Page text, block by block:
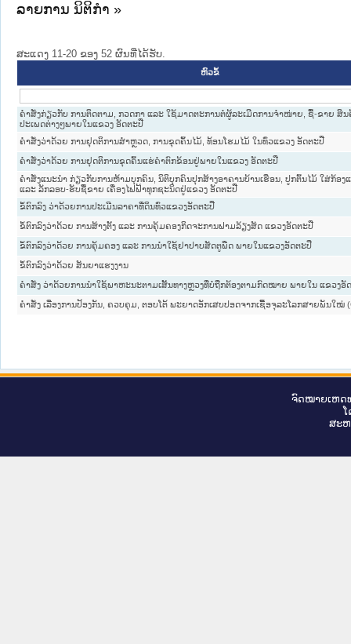
ລາຍການ ນິຕິກໍາ »
ສະແດງ 11-20 ຂອງ 52 ຜົນທີ່ໄດ້ຮັບ.
ຫົວຂໍ້
ຄຳສັ່ງກ່ຽວກັບ ການຕິດຕາມ, ກວດກາ ແລະ ໃຊ້ມາດຕະການຕໍ່ຜູ້ລະເມີດການຈຳໜ່າຍ, ຊື້-ຂາຍ ສິນ
ປະເພດຕ່າງໆພາຍໃນແຂວງ ອັດຕະປື
ຄຳສັ່ງວ່າດ້ວຍ ການຢຸດຕິການສຳຫຼວດ, ການຂຸດຄົ້ນໄມ້, ທ້ອນໂຮມໄມ້ ໃນທົ່ວແຂວງ ອັດຕະປື
ຄຳສັ່ງວ່າດ້ວຍ ການຢຸດຕິການຂຸດຄົ້ນແຮ່ຄຳຕົກຂ້ອນຢູ່ພາຍໃນແຂວງ ອັດຕະປື
ຄຳສັ່ງແນະນຳ ກ່ຽວກັບການຫ້າມບຸກຄົນ, ນິຕິບຸກຄົນປຸກສ້າງອາຄານບ້ານເຮືອນ, ປູກຕົ້ນໄມ້ ໃສ່ກ້ອງ
ແລະ ລັກລອບ-ຮັບຊື້ຂາຍ ເຄື່ອງໄຟຟ້າທຸກຊະນິດຢູ່ແຂວງ ອັດຕະປື
ຂໍ້ຕົກລົງ ວ່າດ້ວຍການປະເມີນລາຄາທີ່ດິນທົ່ວແຂວງອັດຕະປື
ຂໍ້ຕົກລົງວ່າດ້ວຍ ການສ້າງຕັ້ງ ແລະ ການຄຸ້ມຄອງກິດຈະການຟາມລ້ຽງສັດ ແຂວງອັດຕະປື
ຂໍ້ຕົກລົງວ່າດ້ວຍ ການຄຸ້ມຄອງ ແລະ ການນໍາໃຊ້ຢາປາບສັດຕູພືດ ພາຍໃນແຂວງອັດຕະປື
ຂໍ້ຕົກລົງວ່າດ້ວຍ ສັນຍາແຮງງານ
ຄໍາສັ່ງ ວ່າດ້ວຍການນໍາໃຊ້ພາຫະນະຕາມເສັ້ນທາງຫຼວງທີ່ບໍ່ຖືກຕ້ອງຕາມກົດໝາຍ ພາຍໃນ ແຂວງອັ
ຄໍາສັ່ງ ເລື່ອງການປ້ອງກັນ, ຄວບຄຸມ, ຕອບໂຕ້ ພະຍາດອັກເສບປອດຈາກເຊື້ອຈຸລະໂລກສາຍພັນໃໝ່
ຈົດ​ໝາຍ​ເຫດ​
ສະ​ຫ